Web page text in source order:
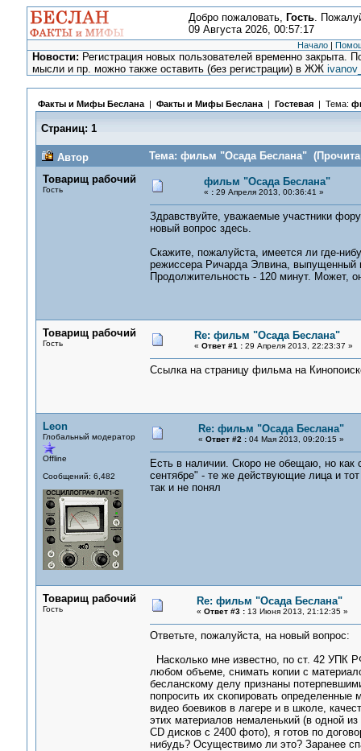
Добро пожаловать, Гость.
09 Августа 2026, 00:57:17
Начало |
Новости: Регистрация новых пользователей временно закрыта.
мысли и пр. можно также оставить (без регистрации) в ЖЖ
Факты и Мифы Беслана| Факты и Мифы Беслана| Гостевая | Тема:
Страниц: 1
Автор
Тема: фильм "Осада Беслана"
Товарищ рабочий
Гость
фильм "Осада Беслана"
« :29 Апреля 2013, 00:36:41 »
Здравствуйте, уважаемые участники
новый вопрос здесь.
Скажите, пожалуйста, имеется ли где-
режиссера Ричарда Элвина, выпущенный
Продолжительность - 120 минут. Может,
Товарищ рабочий
Гость
Re: фильм "Осада Беслана"
« Ответ #1 :29 Апреля 2013, 22:23:37 »
Ссылка на страницу фильма на
Leon
Глобальный модератор
Offline
Сообщений: 6,482
Re: фильм "Осада Беслана"
« Ответ #2 :04 Мая 2013, 09:20:15 »
Есть в наличии. Скоро не обещаю, но как
сентябре" - те же действующие лица и
так и не понял
Товарищ рабочий
Гость
Re: фильм "Осада Беслана"
« Ответ #3 :13 Июня 2013, 21:12:35 »
Ответьте, пожалуйста, на новый вопрос:
Насколько мне известно, по ст. 42 УПК
любом объеме, снимать копии с
бесланскому делу признаны
попросить их скопировать
видео боевиков в лагере и в школе,
этих материалов немаленький (в одной
CD дисков с 2400 фото), я готов по
нибудь? Осуществимо ли это? Заранее